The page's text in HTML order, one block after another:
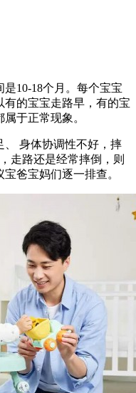
10-18个月。每个宝宝
有的宝宝走路早，有的宝
于正常现象。
、 身体协调性不好，摔
走路还是经常摔倒，则
爸宝妈们逐一排查。